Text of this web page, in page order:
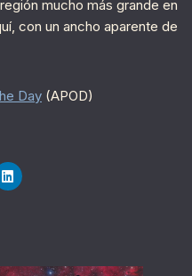
mucho más grande en
con un ancho aparente de
Day (APOD)